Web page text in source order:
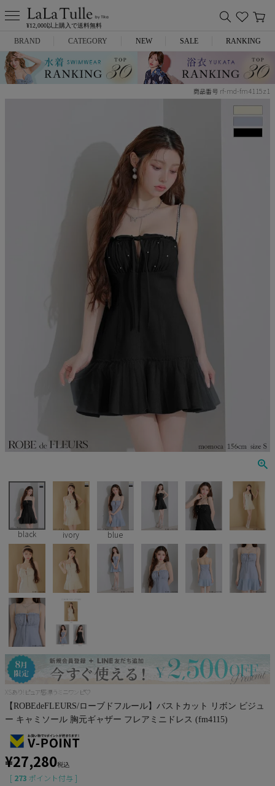
¥12,000以上購入で送料無料
BRAND
Anella
JENNNY
COMEX
Rechercher
Pleaser
CATEGORY
ミニドレス
NEW SALE RANKING
商品番号 rf-md-fm4115z1
black ivory blue
XSあり!ピュア感漂うミニワンピ♡
【ROBEdeFLEURS/ローブドフルール】バストカット リボン ビジュ
ー キャミソール 胸元ギャザー フレアミニドレス (fm4115)
¥27,280税込
[ 273 ポイント付与 ]